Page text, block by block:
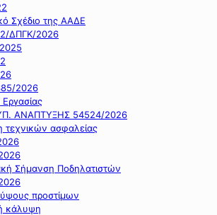
Σχέδιο της ΑΑΔΕ
ΔΠΓΚ/2026
2026
ΑΝΑΠΤΥΞΗΣ 54524/2026
τεχνικών ασφαλείας
Σήμανση Ποδηλατιστών
προστίμων
κάλυψη